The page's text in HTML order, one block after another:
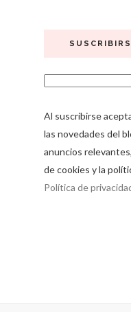
Al suscribirse
las novedades del
anuncios
de cookies y la
Política de